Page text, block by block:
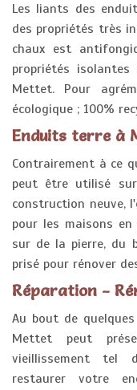
Les liants des
des propriétés très
chaux est
propriétés
Mettet. Pour
écologique ; 100%
Enduits terre à
Contrairement à ce
peut être utilisé
construction neuve,
pour les maisons
sur de la pierre, du
prisé pour rénover
Réparation -
Au bout de
Mettet peut
vieillissement tel
restaurer votre